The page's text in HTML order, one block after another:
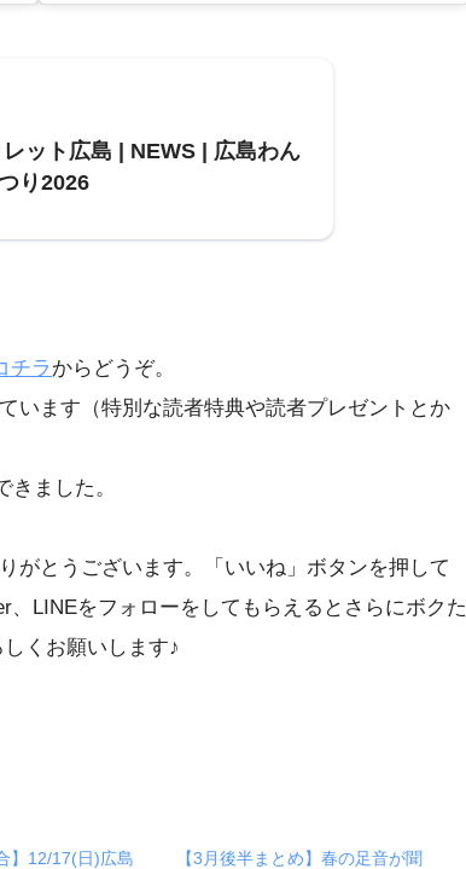
ット広島 | NEWS | 広島わん
り2026
チラ からどうぞ。
います（特別な読者特典や読者プレゼントとか
ました。
がとうございます。「いいね」ボタンを押して
、LINEをフォローをしてもらえるとさらにボクた
くお願いします♪
】12/17(日)広島
【3月後半まとめ】春の足音が聞